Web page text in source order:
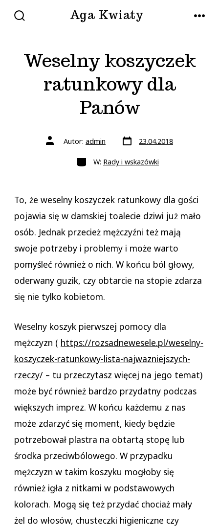
Przejdź
Aga Kwiaty
Weselny koszyczek
ratunkowy dla
Panów
Autor
wpisuAutor: admin Data
wpisu23.04.2018
Kategorie
W: Rady i wskazówki
To, że weselny koszyczek ratunkowy dla gości
pojawia się w damskiej toalecie dziwi już mało
osób. Jednak przecież mężczyźni też mają
swoje potrzeby i problemy i może warto
pomyśleć również o nich. W końcu ból głowy,
oderwany guzik, czy obtarcie na stopie zdarza
się nie tylko kobietom.
Weselny koszyk pierwszej pomocy dla
mężczyzn ( https://rozsadnewesele.pl/weselny-
koszyczek-ratunkowy-lista-najwazniejszych-
rzeczy/– tu przeczytasz więcej na jego temat)
może być również bardzo przydatny podczas
większych imprez. W końcu każdemu z nas
może zdarzyć się moment, kiedy będzie
potrzebował plastra na obtartą stopę lub
środka przeciwbólowego. W przypadku
mężczyzn w takim koszyku mogłoby się
również igła z nitkami w podstawowych
kolorach. Mogą się też przydać chociaż mały
żel do włosów, chusteczki higieniczne czy